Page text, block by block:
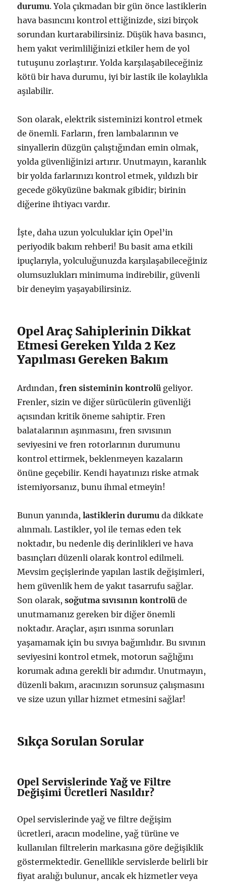
durumu. Yola çıkmadan bir gün önce lastiklerin
hava basıncını kontrol ettiğinizde, sizi birçok
sorundan kurtarabilirsiniz. Düşük hava basıncı,
hem yakıt verimliliğinizi etkiler hem de yol
tutuşunu zorlaştırır. Yolda karşılaşabileceğiniz
kötü bir hava durumu, iyi bir lastik ile kolaylıkla
aşılabilir.
Son olarak, elektrik sisteminizi kontrol etmek
de önemli. Farların, fren lambalarının ve
sinyallerin düzgün çalıştığından emin olmak,
yolda güvenliğinizi artırır. Unutmayın, karanlık
bir yolda farlarınızı kontrol etmek, yıldızlı bir
gecede gökyüzüne bakmak gibidir; birinin
diğerine ihtiyacı vardır.
İşte, daha uzun yolculuklar için Opel’in
periyodik bakım rehberi! Bu basit ama etkili
ipuçlarıyla, yolculuğunuzda karşılaşabileceğiniz
olumsuzlukları minimuma indirebilir, güvenli
bir deneyim yaşayabilirsiniz.
Opel Araç Sahiplerinin Dikkat
Etmesi Gereken Yılda 2 Kez
Yapılması Gereken Bakım
Ardından,fren sisteminin kontrolü geliyor.
Frenler, sizin ve diğer sürücülerin güvenliği
açısından kritik öneme sahiptir. Fren
balatalarının aşınmasını, fren sıvısının
seviyesini ve fren rotorlarının durumunu
kontrol ettirmek, beklenmeyen kazaların
önüne geçebilir. Kendi hayatınızı riske atmak
istemiyorsanız, bunu ihmal etmeyin!
Bunun yanında,lastiklerin durumu da dikkate
alınmalı. Lastikler, yol ile temas eden tek
noktadır, bu nedenle diş derinlikleri ve hava
basınçları düzenli olarak kontrol edilmeli.
Mevsim geçişlerinde yapılan lastik değişimleri,
hem güvenlik hem de yakıt tasarrufu sağlar.
Son olarak,soğutma sıvısının kontrolü de
unutmamanız gereken bir diğer önemli
noktadır. Araçlar, aşırı ısınma sorunları
yaşamamak için bu sıvıya bağımlıdır. Bu sıvının
seviyesini kontrol etmek, motorun sağlığını
korumak adına gerekli bir adımdır. Unutmayın,
düzenli bakım, aracınızın sorunsuz çalışmasını
ve size uzun yıllar hizmet etmesini sağlar!
Sıkça Sorulan Sorular
Opel Servislerinde Yağ ve Filtre
Değişimi Ücretleri Nasıldır?
Opel servislerinde yağ ve filtre değişim
ücretleri, aracın modeline, yağ türüne ve
kullanılan filtrelerin markasına göre değişiklik
göstermektedir. Genellikle servislerde belirli bir
fiyat aralığı bulunur, ancak ek hizmetler veya